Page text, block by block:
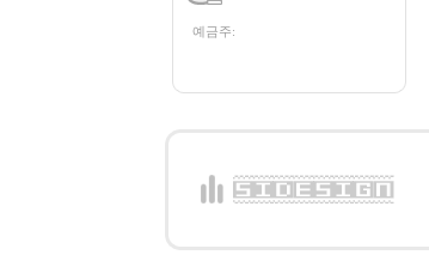
예금주: